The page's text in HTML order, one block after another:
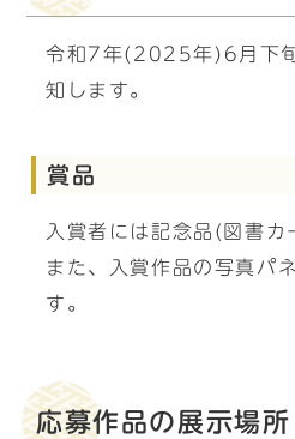
令和7年(2025年)6月下
知します。
賞品
入賞者には記念品(図書カ
また、入賞作品の写真パ
す。
応募作品の展示場所